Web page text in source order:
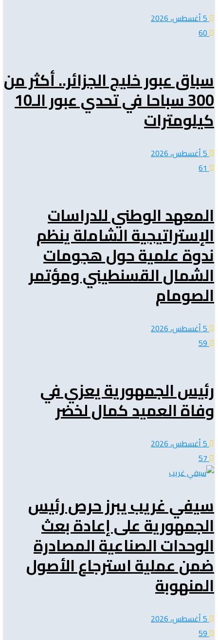
5 أغسطس، 2026
60
سباق عبور خليج الجزائر.. أكثر من
300 سباحا في تحدي عبور الـ10
كيلومترات
5 أغسطس، 2026
61
المعهد الوطني للدراسات
الإستراتيجية الشاملة ينظم
ندوة علمية حول هجومات
الشمال القسنطيني ومؤتمر
الصومام
5 أغسطس، 2026
59
رئيس الجمهورية يعزي في
وفاة العميد كمال لخضر
5 أغسطس، 2026
57
سيفي غريب يبرز حرص رئيس
الجمهورية على إعادة بعث
الوحدات الصناعية المصادرة
ضمن عملية استرجاع الأصول
المنهوبة
5 أغسطس، 2026
59